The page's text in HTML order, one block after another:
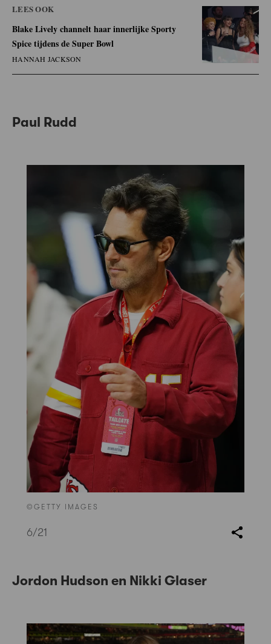
LEES OOK
Blake Lively channelt haar innerlijke Sporty
Spice tijdens de Super Bowl
HANNAH JACKSON
Paul Rudd
©GETTY IMAGES
6/21
Jordon Hudson en Nikki Glaser